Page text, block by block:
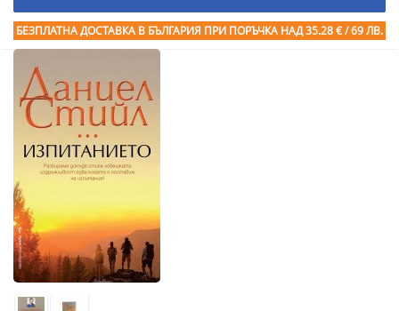
БЕЗПЛАТНА ДОСТАВКА В БЪЛГАРИЯ ПРИ ПОРЪЧКА НАД 35.28 € / 69 ЛВ.